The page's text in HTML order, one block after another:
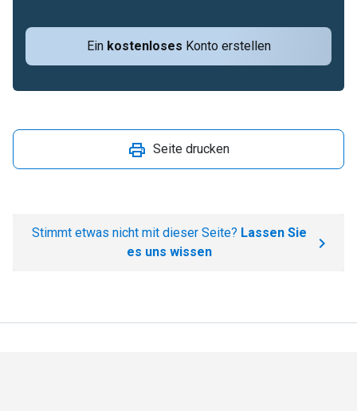
Ein kostenloses Konto erstellen
Seite drucken
Stimmt etwas nicht mit dieser Seite? Lassen Sie
es uns wissen